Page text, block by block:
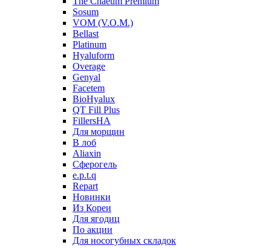
Sosum
VOM (V.O.M.)
Bellast
Platinum
Hyaluform
Overage
Genyal
Facetem
BioHyalux
QT Fill Plus
FillersHA
Для морщин
В лоб
Aliaxin
Сферогель
e.p.t.q
Repart
Новинки
Из Кореи
Для ягодиц
По акции
Для носогубных складок